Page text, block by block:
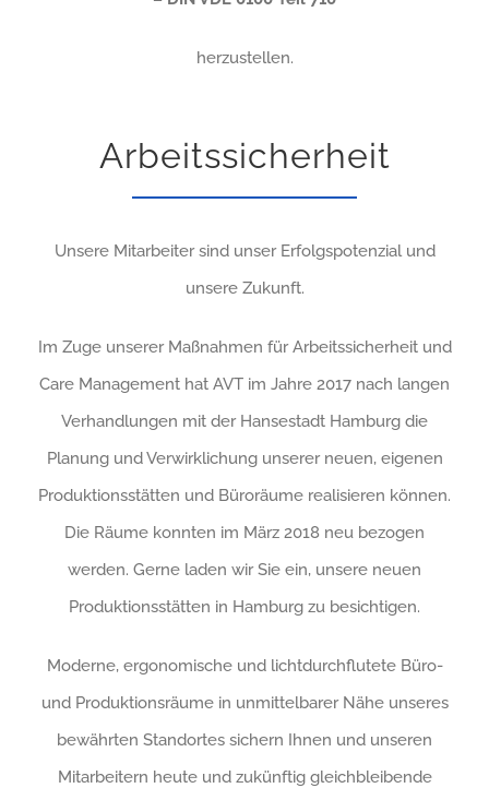
herzustellen.
Arbeitssicherheit
Unsere Mitarbeiter sind unser Erfolgspotenzial und
unsere Zukunft.
Im Zuge unserer Maßnahmen für Arbeitssicherheit und
Care Management hat AVT im Jahre 2017 nach langen
Verhandlungen mit der Hansestadt Hamburg die
Planung und Verwirklichung unserer neuen, eigenen
Produktionsstätten und Büroräume realisieren können.
Die Räume konnten im März 2018 neu bezogen
werden. Gerne laden wir Sie ein, unsere neuen
Produktionsstätten in Hamburg zu besichtigen.
Moderne, ergonomische und lichtdurchflutete Büro-
und Produktionsräume in unmittelbarer Nähe unseres
bewährten Standortes sichern Ihnen und unseren
Mitarbeitern heute und zukünftig gleichbleibende